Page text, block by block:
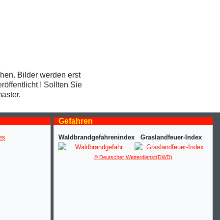
Bilder werden erst
! Sollten Sie
Gefahren
Waldbrandgefahrenindex Graslandfeuer-Index
© Deutscher Wetterdienst(DWD)